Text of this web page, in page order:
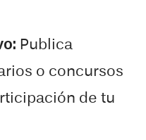
Publica
o concursos
de tu